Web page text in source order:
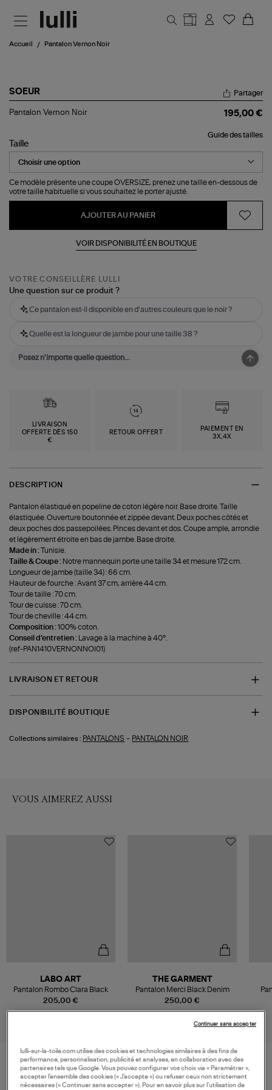
Accueil Pantalon Vernon Noir
SOEUR
Pantalon
Partager
Pantalon Vernon Noir 195,00 €
Guide des tailles
Taille
Ce modèle présente une coupe OVERSIZE, prenez une taille en-dessous de
votre taille habituelle si vous souhaitez le porter ajusté.
AJOUTER AU PANIER
VOIR DISPONIBILITÉ EN BOUTIQUE
VOTRE CONSEILLÈRE LULLI
Une question sur ce produit ?
Ce pantalon est-il disponible en d'autres couleurs que le noir ?
Quelle est la longueur de jambe pour une taille 38 ?
LIVRAISON
OFFERTE DÈS 150
€
RETOUR OFFERT
PAIEMENT EN
3X,4X
DESCRIPTION
Pantalon élastiqué en popeline de coton légère noir. Base droite. Taille
élastiquée. Ouverture boutonnée et zippée devant. Deux poches côtés et
deux poches dos passepoilées. Pinces devant et dos. Coupe ample, arrondie
et légèrement étroite en bas de jambe. Base droite.
Made in :
Tunisie.
Taille & Coupe : Notre mannequin porte une taille 34 et mesure 172 cm.
Longueur de jambe (taille 34) : 66 cm.
Hauteur de fourche : Avant 37 cm, arrière 44 cm.
Tour de taille : 70 cm.
Tour de cuisse : 70 cm.
Tour de cheville : 44 cm.
Composition :100% coton.
Conseil d'entretien : Lavage à la machine à 40°.
(ref-PAN1410VERNONNOI01)
LIVRAISON ET RETOUR
DISPONIBILITÉ BOUTIQUE
Collections similaires : PANTALONS - PANTALON NOIR
VOUS AIMEREZ AUSSI
205,00 €
LABO ART
Pantalon Rombo Clara Black
250,00 €
THE GARMENT
Pantalon Merci Black Denim
VOS DERNIERS PRODUITS VUS
lulli-sur-la-toile.com utilise des cookies et technologies similaires à des fins de
performance, personnalisation, publicité et analyses, en collaboration avec des
partenaires tels que Google. Vous pouvez configurer vos choix via « Paramétrer »,
accepter l’ensemble des cookies (« J’accepte ») ou refuser ceux non strictement
nécessaires (« Continuer sans accepter »). Pour en savoir plus sur l’utilisation de
Continuer sans accepter